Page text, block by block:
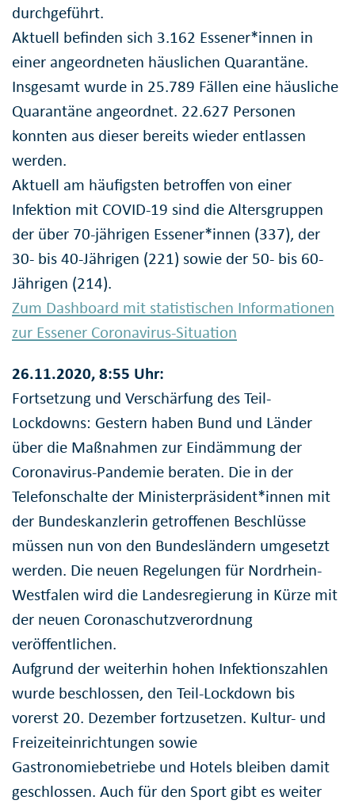
durchgeführt.
Aktuell befinden sich 3.162 Essener*innen in
einer angeordneten häuslichen Quarantäne.
Insgesamt wurde in 25.789 Fällen eine häusliche
Quarantäne angeordnet. 22.627 Personen
konnten aus dieser bereits wieder entlassen
werden.
Aktuell am häufigsten betroffen von einer
Infektion mit COVID-19 sind die Altersgruppen
der über 70-jährigen Essener*innen (337), der
30- bis 40-Jährigen (221) sowie der 50- bis 60-
Jährigen (214).
Zum Dashboard mit statistischen Informationen
zur Essener Coronavirus-Situation
26.11.2020, 8:55 Uhr:
Fortsetzung und Verschärfung des Teil-
Lockdowns: Gestern haben Bund und Länder
über die Maßnahmen zur Eindämmung der
Coronavirus-Pandemie beraten. Die in der
Telefonschalte der Ministerpräsident*innen mit
der Bundeskanzlerin getroffenen Beschlüsse
müssen nun von den Bundesländern umgesetzt
werden. Die neuen Regelungen für Nordrhein-
Westfalen wird die Landesregierung in Kürze mit
der neuen Coronaschutzverordnung
veröffentlichen.
Aufgrund der weiterhin hohen Infektionszahlen
wurde beschlossen, den Teil-Lockdown bis
vorerst 20. Dezember fortzusetzen. Kultur- und
Freizeiteinrichtungen sowie
Gastronomiebetriebe und Hotels bleiben damit
geschlossen. Auch für den Sport gibt es weiter